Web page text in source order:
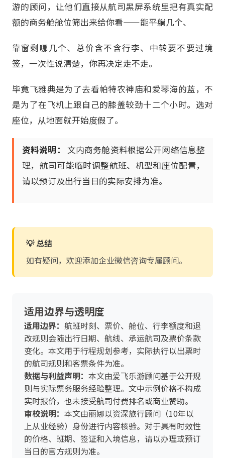
游的顾问，让他们直接从航司黑屏系统里把有真实配
额的商务舱舱位筛出来给你看——能平躺几个、
靠窗剩哪几个、总价含不含行李、中转要不要过境
签，一次性说清楚，你再决定走不走。
毕竟飞雅典是为了去看帕特农神庙和爱琴海的蓝，不
是为了在飞机上跟自己的膝盖较劲十二个小时。选对
座位，从地面就开始度假了。
资料说明：
文内商务舱资料根据公开网络信息整
理，航司可能临时调整航班、机型和座位配置，
请以预订及出行当日的实际安排为准。
💡 总结
如有疑问，欢迎添加企业微信咨询专属顾问。
适用边界与透明度
适用边界： 航班时刻、票价、舱位、行李额度和退
改规则会随出行日期、航线、承运航司及票价条款
变化。本文用于行程规划参考，实际执行以出票时
的航司规则和客票条件为准。
数据与利益声明： 本文由爱飞乐游顾问基于公开规
则与实际票务服务经验整理。文中示例价格不构成
实时报价，也未接受航司付费排名或商业赞助。
审校说明： 本文由丽娜以资深旅行顾问（10年以
上从业经验）身份进行内容核验。对于具有时效性
的价格、班期、签证和入境信息，请以办理或预订
当日的官方规则为准。